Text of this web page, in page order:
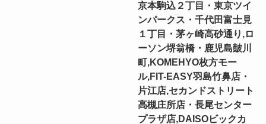
京本駒込２丁目・東京ツイ
ンパークス・千代田富士見
１丁目・茅ヶ崎高砂通り,ロ
ーソン堺翁橋・鹿児島皷川
町,KOMEHYO枚方モー
ル,FIT-EASY羽島竹鼻店・
片江店,セカンドストリート
高槻庄所店・長尾センター
プラザ店,DAISOビックカ